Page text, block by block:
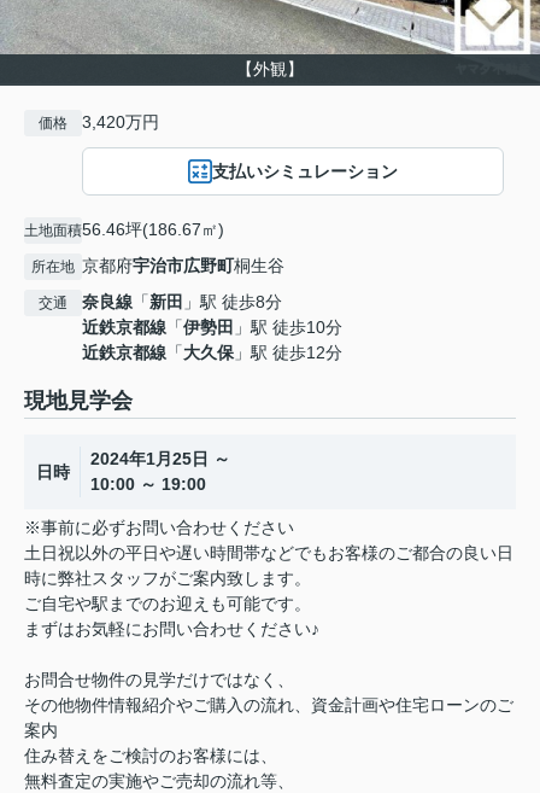
【外観】
価格 3,420万円
支払いシミュレーション
土地面積56.46坪(186.67㎡)
所在地 京都府宇治市広野町桐生谷
交通 奈良線 「新田 」駅 徒歩8分
近鉄京都線 「伊勢田 」駅 徒歩10分
近鉄京都線 「大久保」駅 徒歩12分
現地見学会
日時
2024年1月25日 ～
10:00 ～ 19:00
※事前に必ずお問い合わせください
土日祝以外の平日や遅い時間帯などでもお客様のご都合の良い日
時に弊社スタッフがご案内致します。
ご自宅や駅までのお迎えも可能です。
まずはお気軽にお問い合わせください♪
お問合せ物件の見学だけではなく、
その他物件情報紹介やご購入の流れ、資金計画や住宅ローンのご
案内
住み替えをご検討のお客様には、
無料査定の実施やご売却の流れ等、